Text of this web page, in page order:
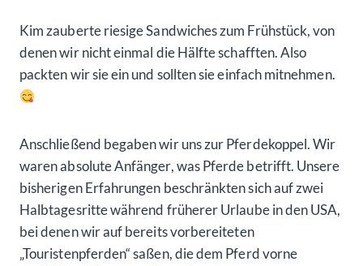
Kim zauberte riesige Sandwiches zum Frühstück, von
denen wir nicht einmal die Hälfte schafften. Also
packten wir sie ein und sollten sie einfach mitnehmen.
Anschließend begaben wir uns zur Pferdekoppel. Wir
waren absolute Anfänger, was Pferde betrifft. Unsere
bisherigen Erfahrungen beschränkten sich auf zwei
Halbtagesritte während früherer Urlaube in den USA,
bei denen wir auf bereits vorbereiteten
„Touristenpferden“ saßen, die dem Pferd vorne